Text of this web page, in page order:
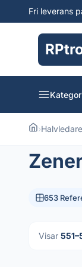
Fri leverans
›Halvledare
653
Visar